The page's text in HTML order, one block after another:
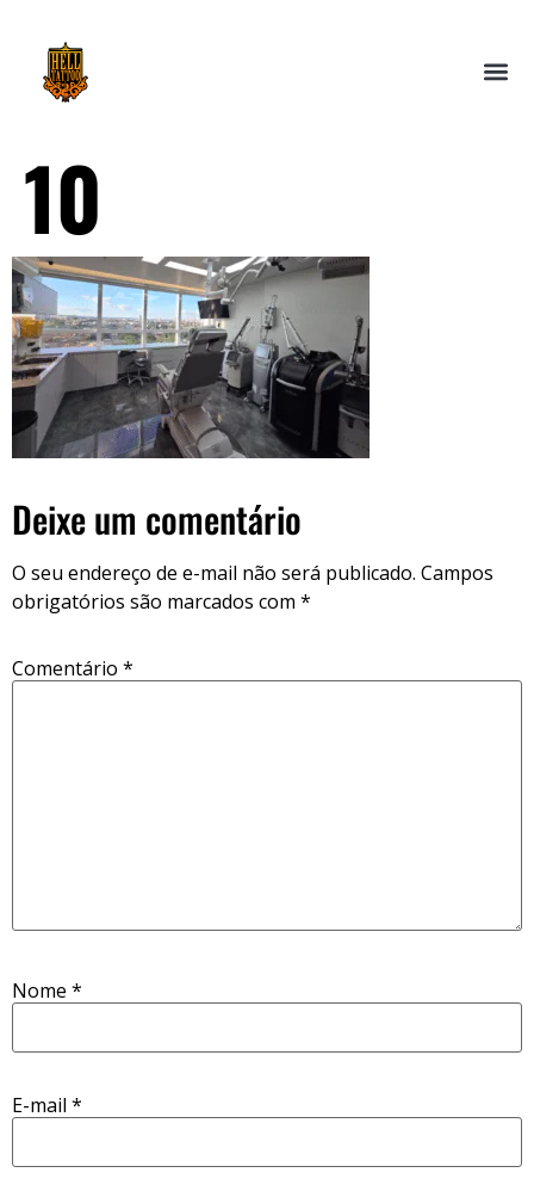
10
Deixe um comentário
O seu endereço de e-mail não será publicado. Campos
obrigatórios são marcados com *
Comentário *
Nome *
E-mail *